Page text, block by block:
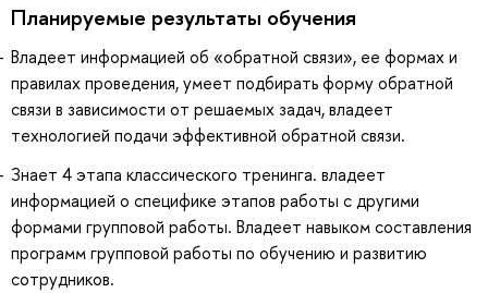
Планируемые результаты обучения
Владеет информацией об «обратной связи», ее формах и
правилах проведения, умеет подбирать форму обратной
связи в зависимости от решаемых задач, владеет
технологией подачи эффективной обратной связи.
Знает 4 этапа классического тренинга. владеет
информацией о специфике этапов работы с другими
формами групповой работы. Владеет навыком составления
программ групповой работы по обучению и развитию
сотрудников.